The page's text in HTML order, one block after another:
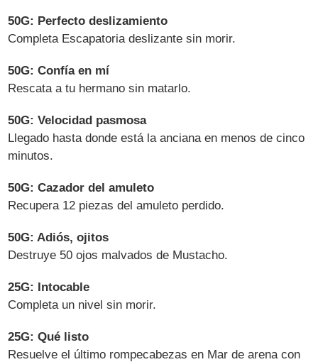
50G: Perfecto deslizamiento
Completa Escapatoria deslizante sin morir.
50G: Confía en mí
Rescata a tu hermano sin matarlo.
50G: Velocidad pasmosa
Llegado hasta donde está la anciana en menos de cinco
minutos.
50G: Cazador del amuleto
Recupera 12 piezas del amuleto perdido.
50G: Adiós, ojitos
Destruye 50 ojos malvados de Mustacho.
25G: Intocable
Completa un nivel sin morir.
25G: Qué listo
Resuelve el último rompecabezas en Mar de arena con